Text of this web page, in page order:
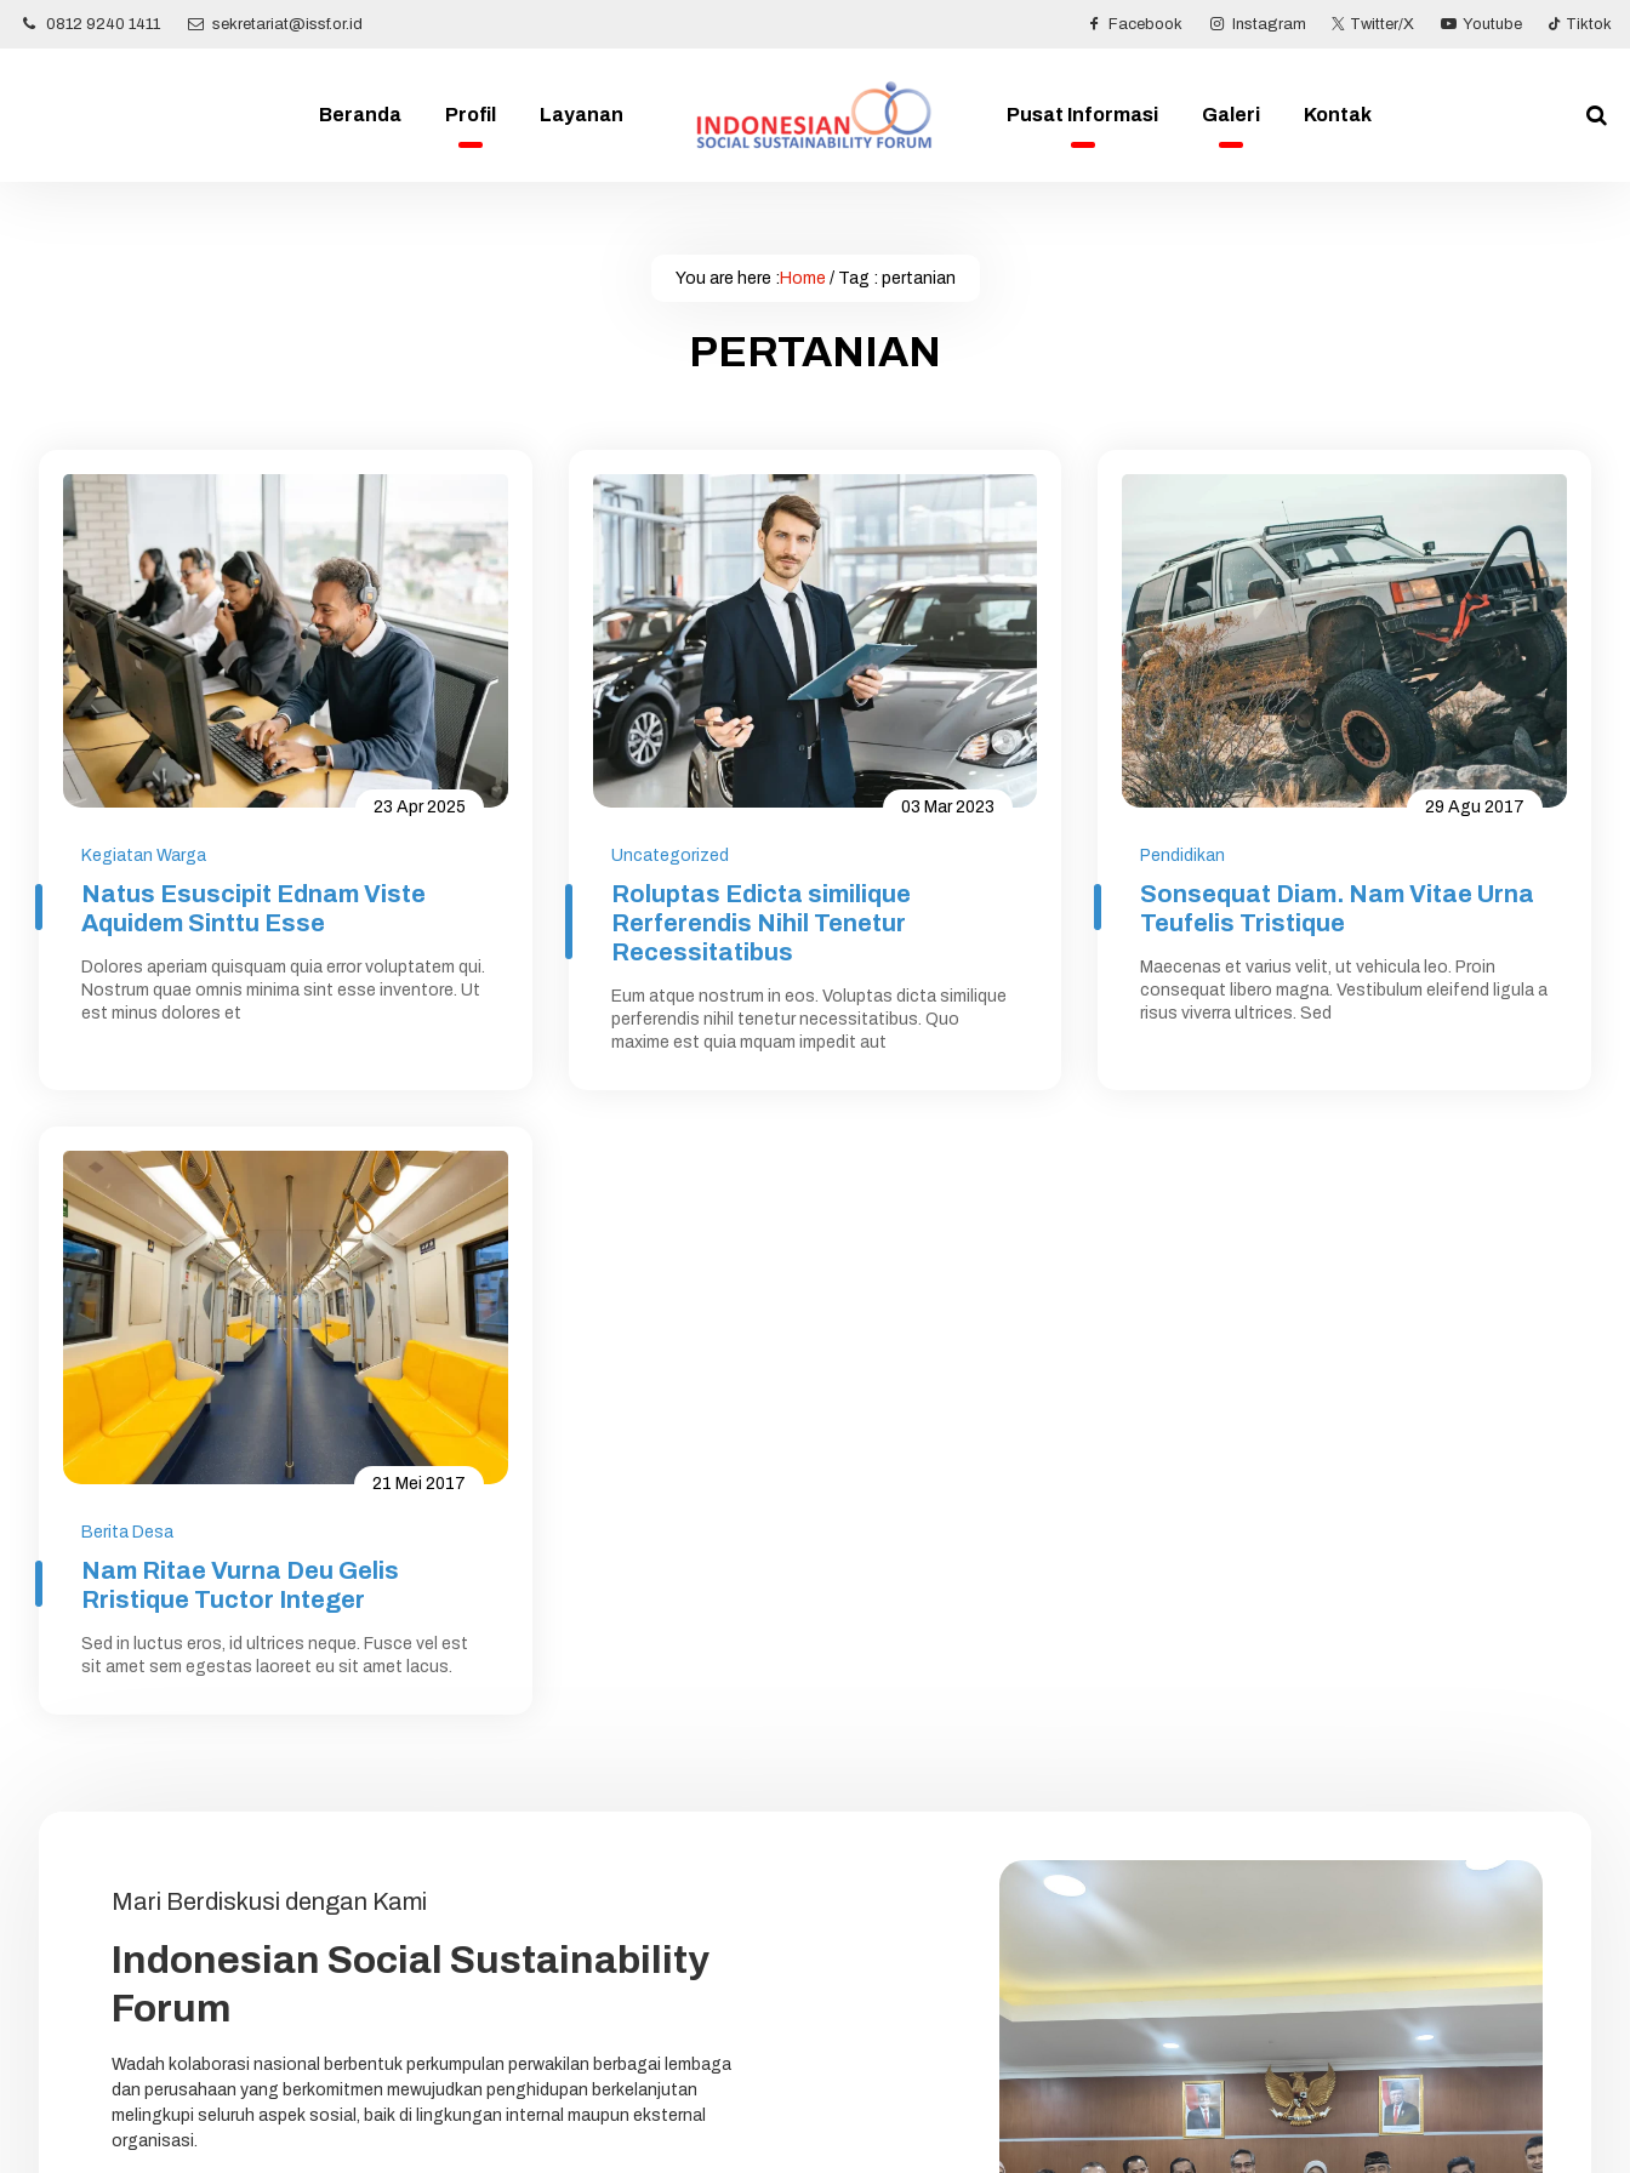
0812 9240 1411 sekretariat@issf.or.id Facebook Instagram Twitter/X Youtube Tiktok
Beranda Profil Layanan Pusat Informasi Galeri Kontak
You are here : Home / Tag : pertanian
PERTANIAN
23 Apr 2025
Kegiatan Warga
Natus Esuscipit Ednam Viste
Aquidem Sinttu Esse
Dolores aperiam quisquam quia error voluptatem qui.
Nostrum quae omnis minima sint esse inventore. Ut
est minus dolores et
03 Mar 2023
Uncategorized
Roluptas Edicta similique
Rerferendis Nihil Tenetur
Recessitatibus
Eum atque nostrum in eos. Voluptas dicta similique
perferendis nihil tenetur necessitatibus. Quo
maxime est quia mquam impedit aut
29 Agu 2017
Pendidikan
Sonsequat Diam. Nam Vitae Urna
Teufelis Tristique
Maecenas et varius velit, ut vehicula leo. Proin
consequat libero magna. Vestibulum eleifend ligula a
risus viverra ultrices. Sed
21 Mei 2017
Berita Desa
Nam Ritae Vurna Deu Gelis
Rristique Tuctor Integer
Sed in luctus eros, id ultrices neque. Fusce vel est
sit amet sem egestas laoreet eu sit amet lacus.
Mari Berdiskusi dengan Kami
Indonesian Social Sustainability
Forum
Wadah kolaborasi nasional berbentuk perkumpulan perwakilan berbagai lembaga
dan perusahaan yang berkomitmen mewujudkan penghidupan berkelanjutan
melingkupi seluruh aspek sosial, baik di lingkungan internal maupun eksternal
organisasi.